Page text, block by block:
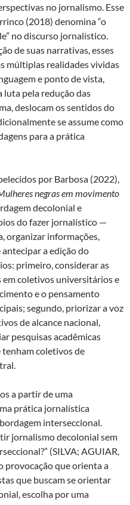
no jornalismo. Esse
(2018) denomina “o
no discurso jornalístico.
de suas narrativas, esses
múltiplas realidades vividas
e ponto de vista,
luta pela redução das
deslocam os sentidos do
se assume como
para a prática
por Barbosa (2022),
negras em movimento
decolonial e
do fazer jornalístico —
organizar informações,
antecipar a edição do
primeiro, considerar as
em coletivos universitários e
e o pensamento
segundo, priorizar a voz
de alcance nacional,
pesquisas acadêmicas
tenham coletivos de
a partir de uma
prática jornalística
interseccional.
jornalismo decolonial sem
(SILVA; AGUIAR,
provocação que orienta a
que buscam se orientar
escolha por uma